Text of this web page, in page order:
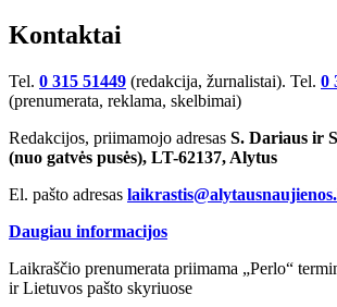
Kontaktai
Tel. 0 315 51449 (redakcija, žurnalistai). Tel. 0
(prenumerata, reklama, skelbimai)
Redakcijos, priimamojo adresas S. Dariaus ir
(nuo gatvės pusės), LT-62137, Alytus
El. pašto adresas
Daugiau informacijos
Laikraščio prenumerata priimama „Perlo“
ir Lietuvos pašto skyriuose